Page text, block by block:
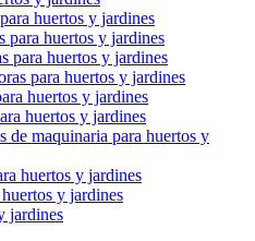
huertos y jardines
para huertos y jardines
para huertos y jardines
para huertos y jardines
huertos y jardines
huertos y jardines
de maquinaria para huertos y
huertos y jardines
y jardines
jardines